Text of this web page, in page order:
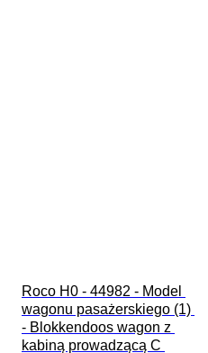
Roco H0 - 44982 - Model
wagonu pasażerskiego (1)
- Blokkendoos wagon z
kabiną prowadzącą C